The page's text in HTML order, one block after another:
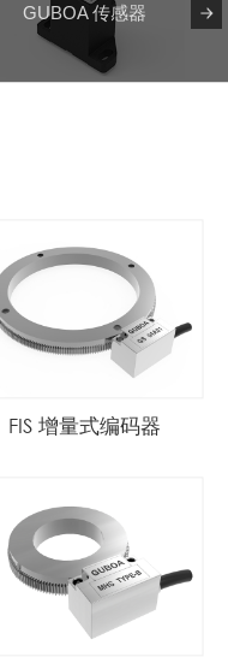
GUBOA 传感器
FIS 增量式编码器